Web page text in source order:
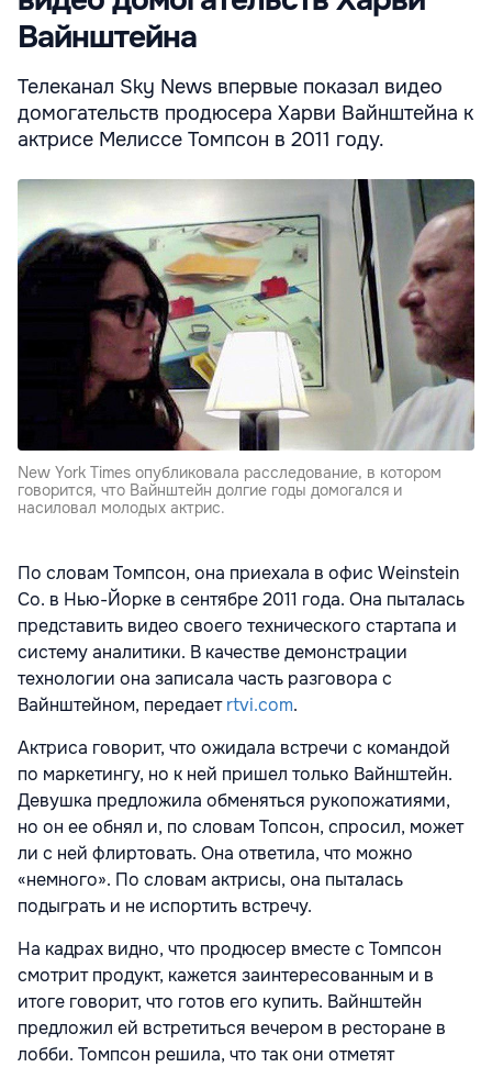
Вайнштейна
Телеканал Sky News впервые показал видео
домогательств продюсера Харви Вайнштейна к
актрисе Мелиссе Томпсон в 2011 году.
New York Times опубликовала расследование, в котором
говорится, что Вайнштейн долгие годы домогался и
насиловал молодых актрис.
По словам Томпсон, она приехала в офис Weinstein
Со. в Нью-Йорке в сентябре 2011 года. Она пыталась
представить видео своего технического стартапа и
систему аналитики. В качестве демонстрации
технологии она записала часть разговора с
Вайнштейном, передаетrtvi.com.
Актриса говорит, что ожидала встречи с командой
по маркетингу, но к ней пришел только Вайнштейн.
Девушка предложила обменяться рукопожатиями,
но он ее обнял и, по словам Топсон, спросил, может
ли с ней флиртовать. Она ответила, что можно
«немного». По словам актрисы, она пыталась
подыграть и не испортить встречу.
На кадрах видно, что продюсер вместе с Томпсон
смотрит продукт, кажется заинтересованным и в
итоге говорит, что готов его купить. Вайнштейн
предложил ей встретиться вечером в ресторане в
лобби. Томпсон решила, что так они отметят